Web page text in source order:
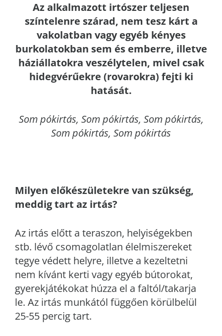
Az alkalmazott irtószer teljesen
színtelenre szárad, nem tesz kárt a
vakolatban vagy egyéb kényes
burkolatokban sem és emberre, illetve
háziállatokra veszélytelen, mivel csak
hidegvérűekre (rovarokra) fejti ki
hatását.
Sompókirtás, Som pókirtás, Som pókirtás,
Som pókirtás, Som pókirtás
Milyen előkészületekre van szükség,
meddig tart az irtás?
Az irtás előtt a teraszon, helyiségekben
stb. lévő csomagolatlan élelmiszereket
tegye védett helyre, illetve a kezeltetni
nem kívánt kerti vagy egyéb bútorokat,
gyerekjátékokat húzza el a faltól/takarja
le. Az irtás munkától függően körülbelül
25-55 percig tart.